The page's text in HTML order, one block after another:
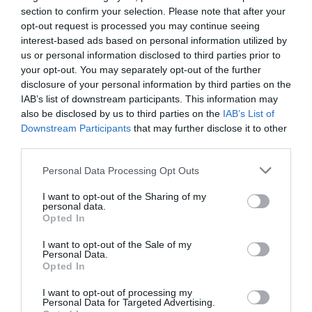
section to confirm your selection. Please note that after your
opt-out request is processed you may continue seeing
interest-based ads based on personal information utilized by
us or personal information disclosed to third parties prior to
your opt-out. You may separately opt-out of the further
disclosure of your personal information by third parties on the
IAB’s list of downstream participants. This information may
also be disclosed by us to third parties on the IAB’s List of
Downstream Participants that may further disclose it to other
Personal Data Processing Opt Outs
I want to opt-out of the Sharing of my
personal data.
Opted In
I want to opt-out of the Sale of my
Personal Data.
Opted In
I want to opt-out of processing my
Personal Data for Targeted Advertising.
La gratuïtat de l'autobús també permetrà
democratitzar la situació d'alguns barris i
urbanitzacions que queden allunyades del centre
urbà, ja que passaran a tenir una via directa amb
la resta de barris de manera gratuïta.
mesura, ja que permetrà a la ciutadania venir al
centre o traslladar-se a d'altres barris de la ciutat
de forma ràpida, sense haver de buscar
L'alcaldessa ha reiterat la seva convicció que cal
construir la ciutat amb la mirada dels infants "i